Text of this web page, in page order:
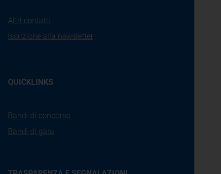
Altri contatti
Iscrizione alla newsletter
QUICKLINKS
Bandi di concorso
Bandi di gara